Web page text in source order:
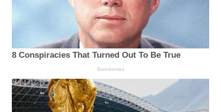
8 Conspiracies That Turned Out To Be True
Brainberries